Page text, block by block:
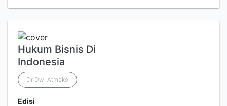
Hukum Bisnis Di
Indonesia
Dr Dwi Atmoko
Edisi